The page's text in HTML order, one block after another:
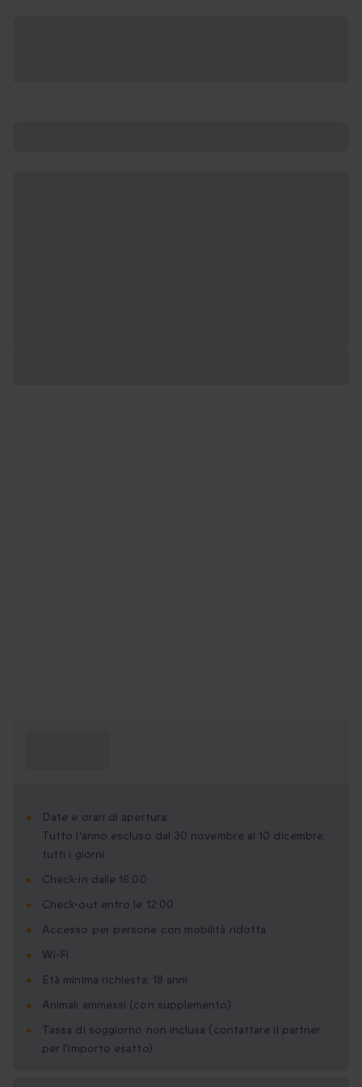
Date e orari di apertura:
Tutto l'anno escluso dal 30 novembre al 10 dicembre,
tutti i giorni
Check-in dalle 16:00
Check-out entro le 12:00
Accesso per persone con mobilità ridotta
Wi-Fi
Età minima richiesta: 18 anni
Animali ammessi (con supplemento)
Tassa di soggiorno non inclusa (contattare il partner
per l'importo esatto)